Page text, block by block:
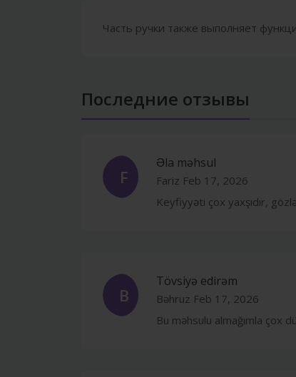
Часть ручки также выполняет
Последние отзывы
F
Əla məhsul
Fariz Feb 17, 2026
Keyfiyyəti çox yaxşıdır,
B
Tövsiyə edirəm
Bəhruz Feb 17, 2026
Bu məhsulu almağımla çox